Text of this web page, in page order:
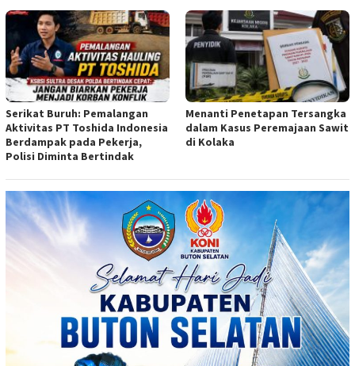
Serikat Buruh: Pemalangan
Aktivitas PT Toshida Indonesia
Berdampak pada Pekerja,
Polisi Diminta Bertindak
Menanti Penetapan Tersangka
dalam Kasus Peremajaan Sawit
di Kolaka